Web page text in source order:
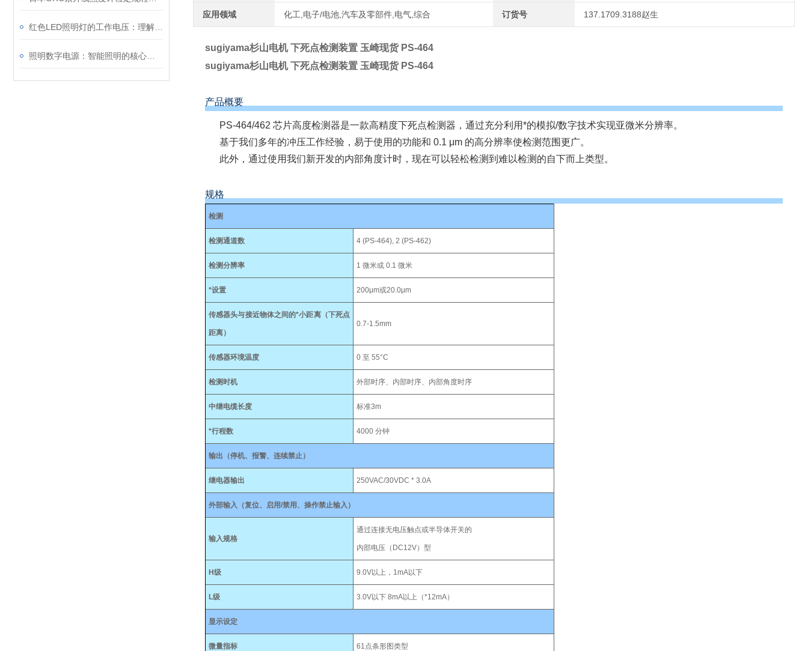
应用领域 化工,电子/电池,汽车及零部件,电气,综合 订货号 137.1709.3188赵生
sugiyama杉山电机 下死点检测装置 玉崎现货PS-464
sugiyama杉山电机 下死点检测装置 玉崎现货PS-464
产品概要
PS-464/462 芯片高度检测器是一款高精度下死点检测器，通过充分利用*的模拟/数字技术实现亚微米分辨率。
基于我们多年的冲压工作经验，易于使用的功能和 0.1 μm 的高分辨率使检测范围更广。
此外，通过使用我们新开发的内部角度计时，现在可以轻松检测到难以检测的自下而上类型。
规格
检测
检测通道数 4 (PS-464), 2 (PS-462)
检测分辨率 1 微米或 0.1 微米
*设置 200μm或20.0μm
传感器头与接近物体之间的*小距离（下死点
距离）
0.7-1.5mm
传感器环境温度 0 至 55°C
检测时机 外部时序、内部时序、内部角度时序
中继电缆长度 标准3m
*行程数 4000 分钟
输出（停机、报警、连续禁止）
继电器输出 250VAC/30VDC * 3.0A
外部输入（复位、启用/禁用、操作禁止输入）
输入规格
通过连接无电压触点或半导体开关的
内部电压（DC12V）型
H级 9.0V以上，1mA以下
L级 3.0V以下 8mA以上（*12mA）
显示设定
微量指标 61点条形图类型